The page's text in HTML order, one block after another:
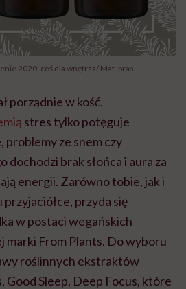
2020: coś dla wnętrza/ Mat. pras.
porządnie w kość.
stres tylko potęguje
problemy ze snem czy
dochodzi brak słońca i aura za
energii. Zarówno tobie, jak i
przyda się
w postaci wegańskich
marki From Plants. Do wyboru
roślinnych ekstraktów
Good Sleep, Deep Focus, które